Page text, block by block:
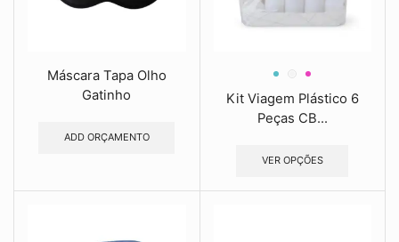
Máscara Tapa Olho
Gatinho
ADD ORÇAMENTO
Kit Viagem Plástico 6
Peças CB...
VER OPÇÕES